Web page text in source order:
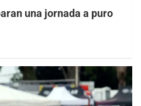
una jornada a puro